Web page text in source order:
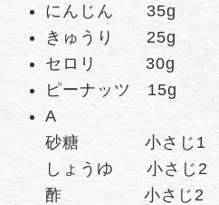
にんじん 35g
きゅうり 25g
セロリ 30g
ピーナッツ 15g
A
砂糖 小さじ1
しょうゆ 小さじ2
酢 小さじ2